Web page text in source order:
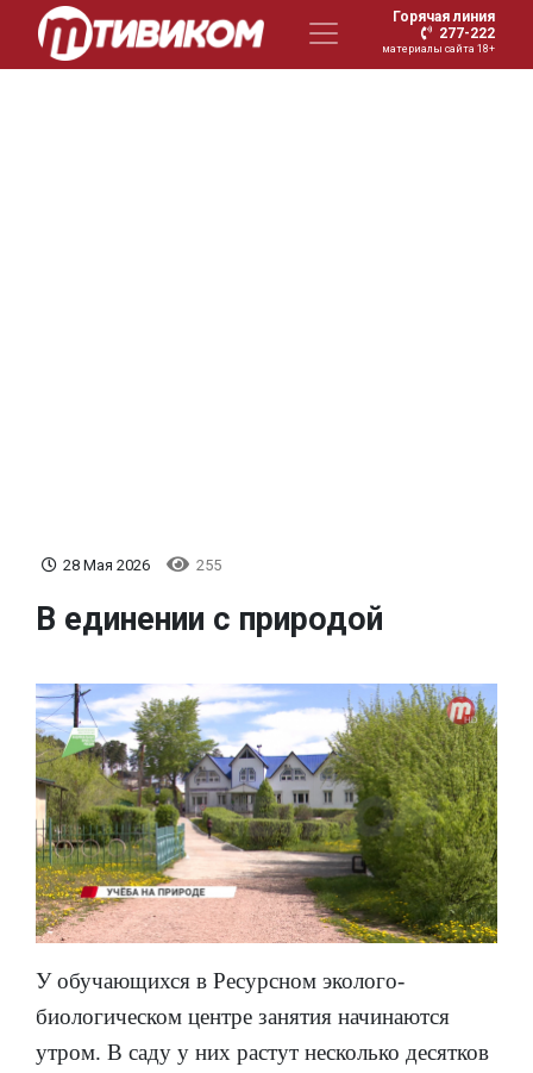
Горячая линия
277-222
материалы сайта 18+
28 Мая 2026 255
В единении с природой
У обучающихся в Ресурсном эколого-
биологическом центре занятия начинаются
утром. В саду у них растут несколько десятков